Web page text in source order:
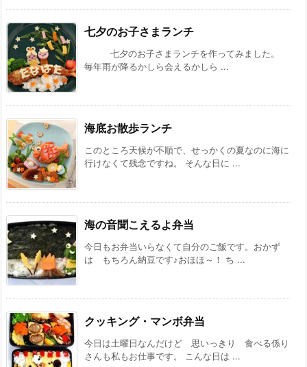
七夕のお子さまランチ
七夕のお子さまランチを作ってみました。
毎年雨が降るかしら会えるかしら ...
海底お散歩ランチ
このところ天候が不順で、せっかくの夏なのに海に
行けなくて残念ですね。 そんな日に ...
海の音聞こえるよ弁当
今日もお弁当いらなくて自分のご飯です。おかず
は もちろん納豆です♪おほほ～！ ち ...
クッキング・マンボ弁当
今日は土曜日なんだけど 思いっきり 食べる係り
さんも私もお仕事です。 こんな日は ...